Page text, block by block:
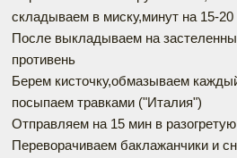
складываем в миску,минут на 15-20
После выкладываем на
противень
Берем кисточку,обмазываем
посыпаем травками ("Италия")
Отправляем на 15 мин в
Переворачиваем баклажанчики и